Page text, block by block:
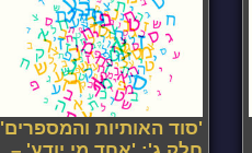
'סוד האותיות והמספרים'